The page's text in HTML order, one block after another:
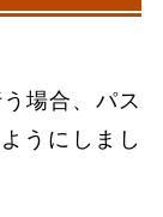
場合、パス
うにしまし